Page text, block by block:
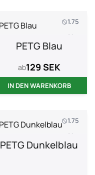
1.75
1 kg
PETG Blau
ab129 SEK
IN DEN WARENKORB
1.75
1 kg
PETG Dunkelblau